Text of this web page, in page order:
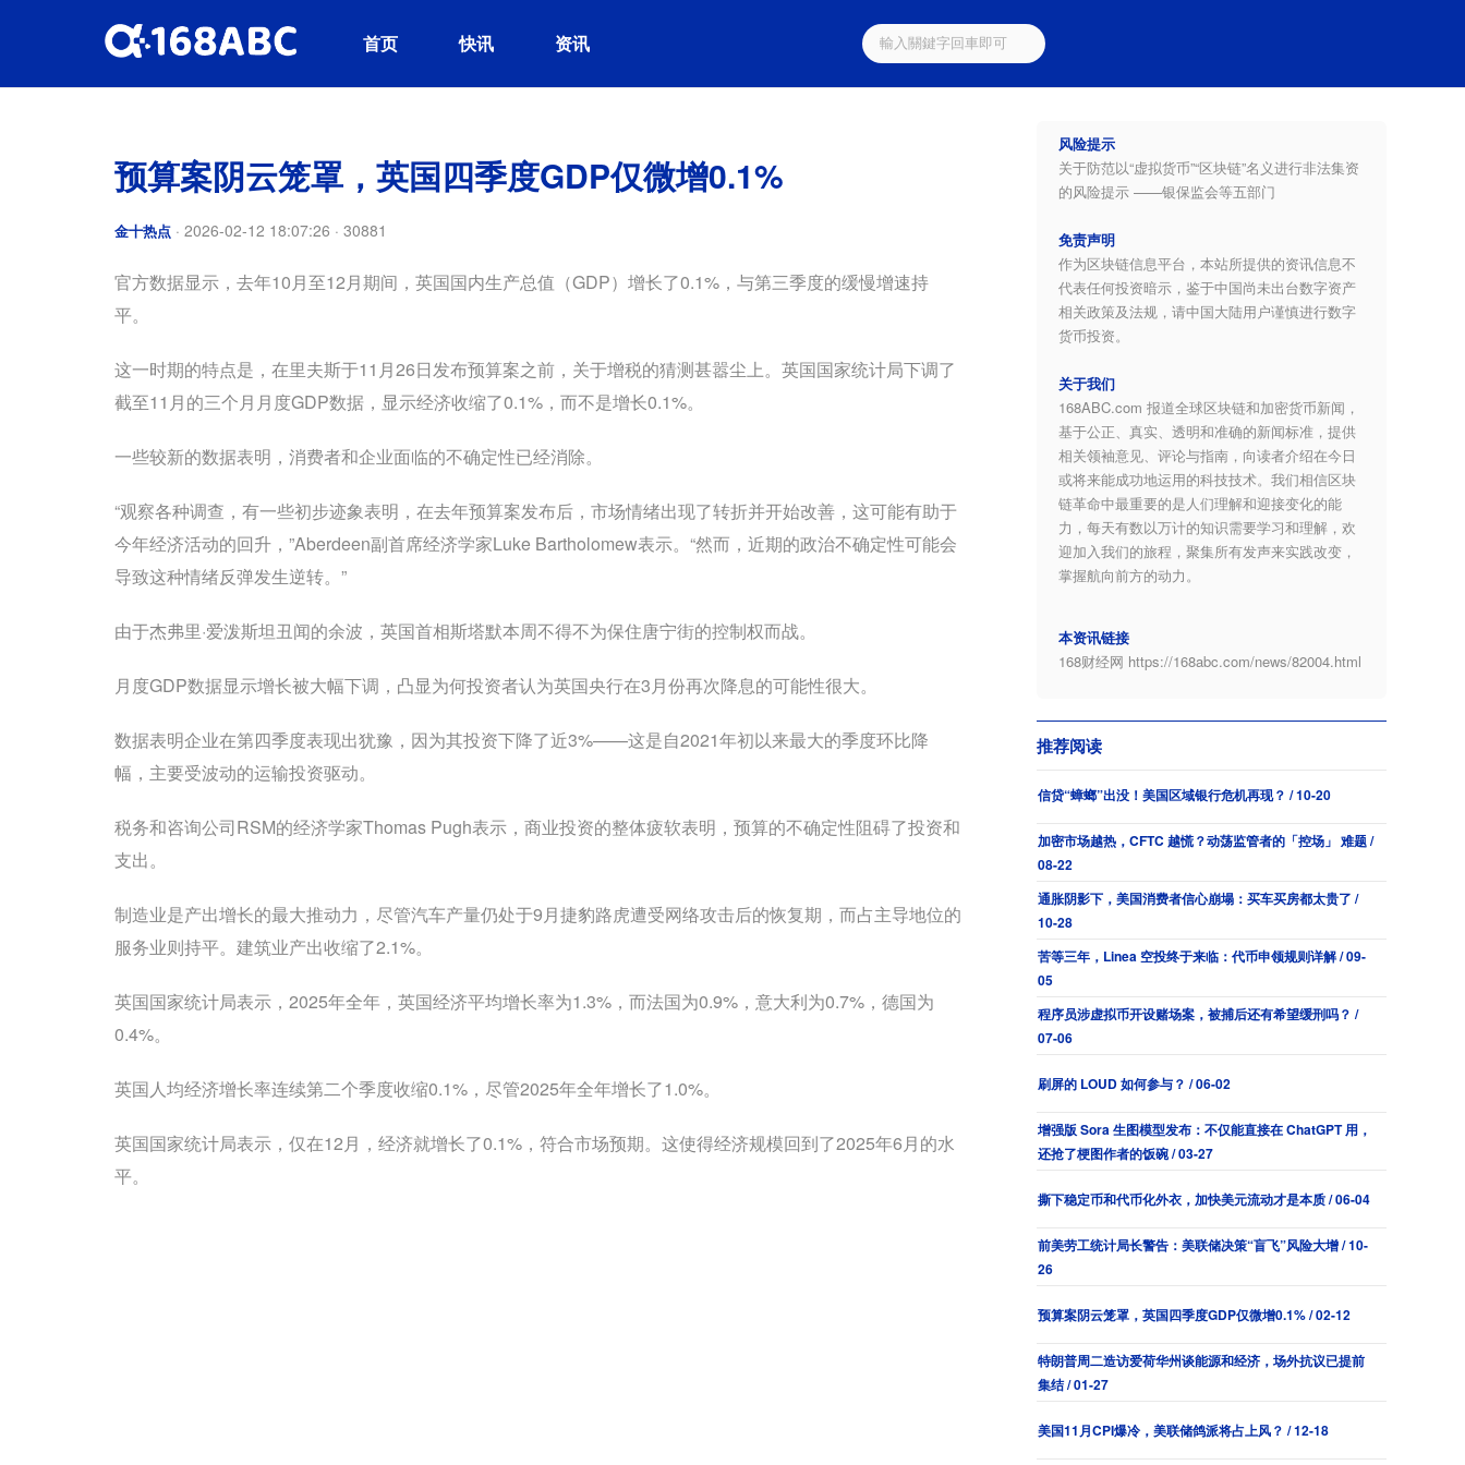
首页 快讯 资讯
预算案阴云笼罩，英国四季度GDP仅微增0.1%
金十热点 · 2026-02-12 18:07:26 · 30881
官方数据显示，去年10月至12月期间，英国国内生产总值（GDP）增长了0.1%，与第三季度的缓慢增速持
平。
这一时期的特点是，在里夫斯于11月26日发布预算案之前，关于增税的猜测甚嚣尘上。英国国家统计局下调了
截至11月的三个月月度GDP数据，显示经济收缩了0.1%，而不是增长0.1%。
一些较新的数据表明，消费者和企业面临的不确定性已经消除。
“观察各种调查，有一些初步迹象表明，在去年预算案发布后，市场情绪出现了转折并开始改善，这可能有助于
今年经济活动的回升，”Aberdeen副首席经济学家Luke Bartholomew表示。“然而，近期的政治不确定性可能会
导致这种情绪反弹发生逆转。”
由于杰弗里·爱泼斯坦丑闻的余波，英国首相斯塔默本周不得不为保住唐宁街的控制权而战。
月度GDP数据显示增长被大幅下调，凸显为何投资者认为英国央行在3月份再次降息的可能性很大。
数据表明企业在第四季度表现出犹豫，因为其投资下降了近3%——这是自2021年初以来最大的季度环比降
幅，主要受波动的运输投资驱动。
税务和咨询公司RSM的经济学家Thomas Pugh表示，商业投资的整体疲软表明，预算的不确定性阻碍了投资和
支出。
制造业是产出增长的最大推动力，尽管汽车产量仍处于9月捷豹路虎遭受网络攻击后的恢复期，而占主导地位的
服务业则持平。建筑业产出收缩了2.1%。
英国国家统计局表示，2025年全年，英国经济平均增长率为1.3%，而法国为0.9%，意大利为0.7%，德国为
0.4%。
英国人均经济增长率连续第二个季度收缩0.1%，尽管2025年全年增长了1.0%。
英国国家统计局表示，仅在12月，经济就增长了0.1%，符合市场预期。这使得经济规模回到了2025年6月的水
平。
风险提示
关于防范以“虚拟货币”“区块链”名义进行非法集资
的风险提示 ——银保监会等五部门
免责声明
作为区块链信息平台，本站所提供的资讯信息不
代表任何投资暗示，鉴于中国尚未出台数字资产
相关政策及法规，请中国大陆用户谨慎进行数字
货币投资。
关于我们
168ABC.com 报道全球区块链和加密货币新闻，
基于公正、真实、透明和准确的新闻标准，提供
相关领袖意见、评论与指南，向读者介绍在今日
或将来能成功地运用的科技技术。我们相信区块
链革命中最重要的是人们理解和迎接变化的能
力，每天有数以万计的知识需要学习和理解，欢
迎加入我们的旅程，聚集所有发声来实践改变，
掌握航向前方的动力。
本资讯链接
168财经网 https://168abc.com/news/82004.html
推荐阅读
信贷“蟑螂”出没！美国区域银行危机再现？ / 10-20
加密市场越热，CFTC 越慌？动荡监管者的「控场」 难题 /
08-22
通胀阴影下，美国消费者信心崩塌：买车买房都太贵了 /
10-28
苦等三年，Linea 空投终于来临：代币申领规则详解 / 09-
05
程序员涉虚拟币开设赌场案，被捕后还有希望缓刑吗？ /
07-06
刷屏的 LOUD 如何参与？ / 06-02
增强版 Sora 生图模型发布：不仅能直接在 ChatGPT 用，
还抢了梗图作者的饭碗 / 03-27
撕下稳定币和代币化外衣，加快美元流动才是本质 / 06-04
前美劳工统计局长警告：美联储决策“盲飞”风险大增 / 10-
26
预算案阴云笼罩，英国四季度GDP仅微增0.1% / 02-12
特朗普周二造访爱荷华州谈能源和经济，场外抗议已提前
集结 / 01-27
美国11月CPI爆冷，美联储鸽派将占上风？ / 12-18